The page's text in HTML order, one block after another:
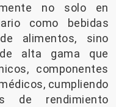
no solo en
como bebidas
alimentos, sino
alta gama que
componentes
cumpliendo
de rendimiento